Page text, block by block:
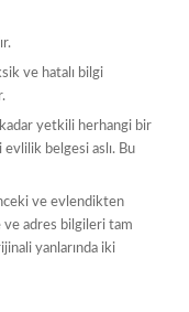
ve hatalı bilgi
yetkili herhangi bir
evlilik belgesi aslı. Bu
ve evlendikten
ve adres bilgileri tam
yanlarında iki